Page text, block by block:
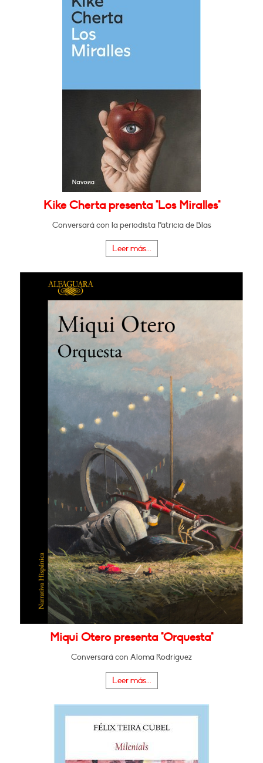
Kike Cherta presenta "Los Miralles"
Conversará con la periodista Patricia de Blas
Leer más...
Miqui Otero presenta "Orquesta"
Conversará con Aloma Rodríguez
Leer más...